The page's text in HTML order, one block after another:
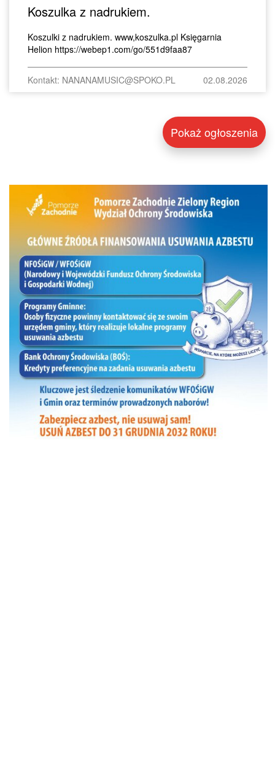
Koszulka z nadrukiem.
Koszulki z nadrukiem. www,koszulka.pl Księgarnia
Helion https://webep1.com/go/551d9faa87
Kontakt: NANANAMUSIC@SPOKO.PL 02.08.2026
Pokaż ogłoszenia